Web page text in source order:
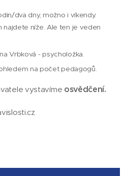
dva dny, možno i víkendy.
níže. Ale ten je veden
Vrbková - psycholožka.
na počet pedagogů.
vystavíme osvědčení.